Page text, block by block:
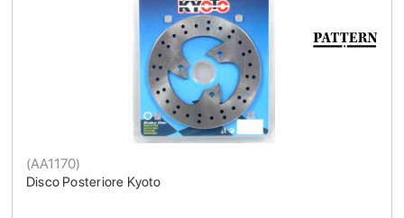
Disco Posteriore Kyoto
(AA1170)